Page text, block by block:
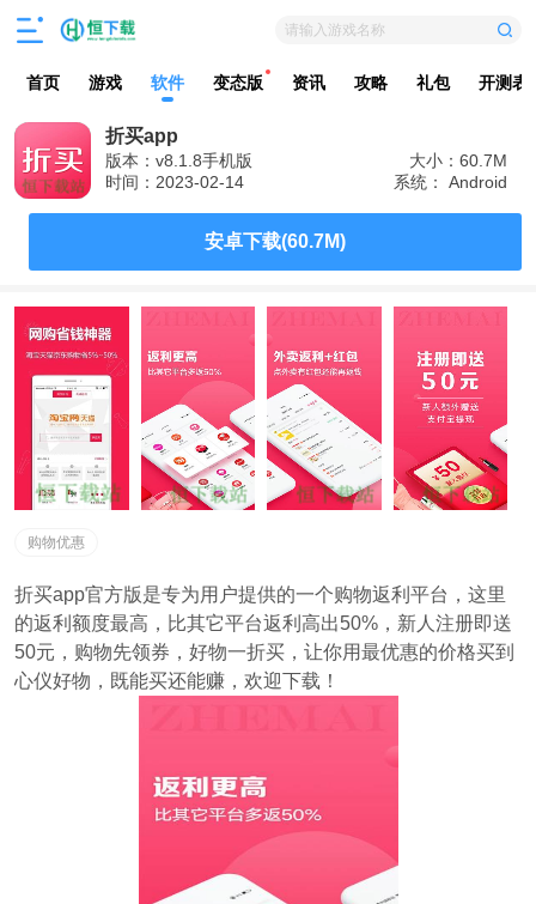
请输入游戏名称
首页 游戏 软件 变态版 资讯 攻略 礼包 开测表
折买app
版本：v8.1.8手机版
大小：60.7M
时间：2023-02-14
系统： Android
安卓下载(60.7M)
购物优惠
折买app官方版是专为用户提供的一个购物返利平台，这里
的返利额度最高，比其它平台返利高出50%，新人注册即送
50元，购物先领券，好物一折买，让你用最优惠的价格买到
心仪好物，既能买还能赚，欢迎下载！